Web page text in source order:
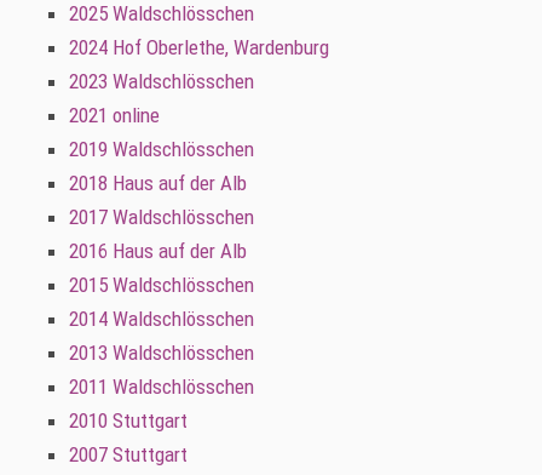
2025 Waldschlösschen
2024 Hof Oberlethe, Wardenburg
2023 Waldschlösschen
2021 online
2019 Waldschlösschen
2018 Haus auf der Alb
2017 Waldschlösschen
2016 Haus auf der Alb
2015 Waldschlösschen
2014 Waldschlösschen
2013 Waldschlösschen
2011 Waldschlösschen
2010 Stuttgart
2007 Stuttgart